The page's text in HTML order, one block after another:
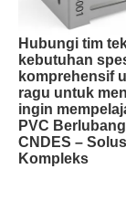
Hubungi tim
kebutuhan
komprehensif
ragu untuk
ingin
PVC
CNDES –
Kompleks